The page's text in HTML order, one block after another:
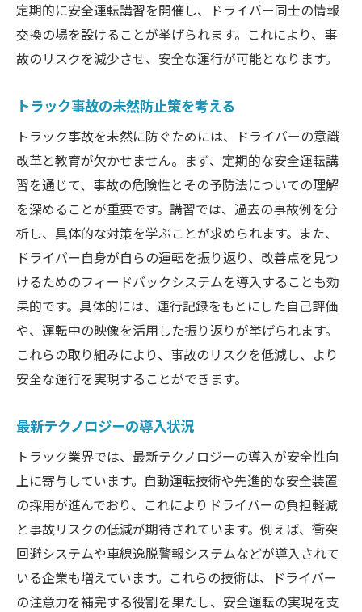
定期的に安全運転講習を開催し、ドライバー同士の情報
交換の場を設けることが挙げられます。これにより、事
故のリスクを減少させ、安全な運行が可能となります。
トラック事故の未然防止策を考える
トラック事故を未然に防ぐためには、ドライバーの意識
改革と教育が欠かせません。まず、定期的な安全運転講
習を通じて、事故の危険性とその予防法についての理解
を深めることが重要です。講習では、過去の事故例を分
析し、具体的な対策を学ぶことが求められます。また、
ドライバー自身が自らの運転を振り返り、改善点を見つ
けるためのフィードバックシステムを導入することも効
果的です。具体的には、運行記録をもとにした自己評価
や、運転中の映像を活用した振り返りが挙げられます。
これらの取り組みにより、事故のリスクを低減し、より
安全な運行を実現することができます。
最新テクノロジーの導入状況
トラック業界では、最新テクノロジーの導入が安全性向
上に寄与しています。自動運転技術や先進的な安全装置
の採用が進んでおり、これによりドライバーの負担軽減
と事故リスクの低減が期待されています。例えば、衝突
回避システムや車線逸脱警報システムなどが導入されて
いる企業も増えています。これらの技術は、ドライバー
の注意力を補完する役割を果たし、安全運転の実現を支